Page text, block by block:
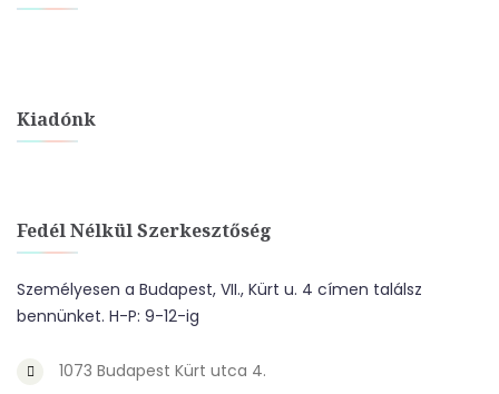
Kiadónk
Fedél Nélkül Szerkesztőség
Személyesen a Budapest, VII., Kürt u. 4 címen találsz
bennünket. H-P: 9-12-ig
1073 Budapest Kürt utca 4.